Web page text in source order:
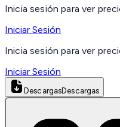
Inicia sesión para ver
Iniciar Sesión
Inicia sesión para ver
Iniciar Sesión
DescargasDescargas